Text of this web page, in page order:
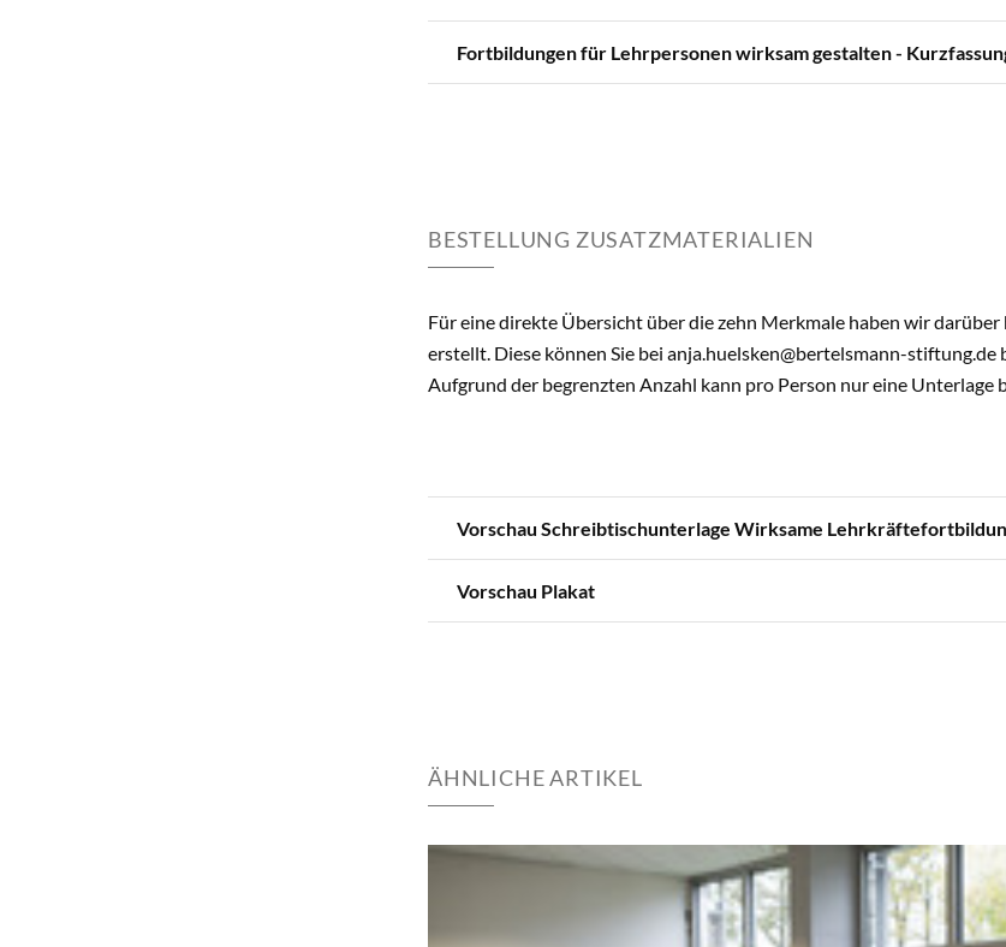
Fortbildungen für Lehrpersonen wirksam gestalten -
BESTELLUNG ZUSATZMATERIALIEN
Für eine direkte Übersicht über die zehn Merkmale haben wir
erstellt. Diese können Sie bei anja.huelsken@bertelsmann-stiftung.de
Aufgrund der begrenzten Anzahl kann pro Person nur eine Unterlage
Vorschau Schreibtischunterlage Wirksame
Vorschau Plakat
ÄHNLICHE ARTIKEL